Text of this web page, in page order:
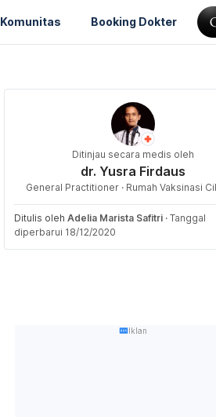
Komunitas Booking Dokter
Ditinjau secara medis oleh
dr. Yusra Firdaus
General Practitioner · Rumah Vaksinasi
Ditulis oleh Adelia Marista Safitri · Tanggal
diperbarui 18/12/2020
Iklan